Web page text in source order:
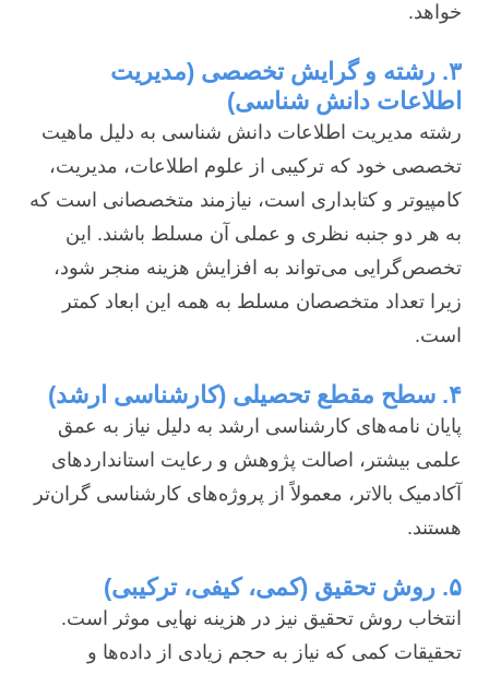
خواهد.
۳. رشته و گرایش تخصصی (مدیریت
اطلاعات دانش شناسی)
رشته مدیریت اطلاعات دانش شناسی به دلیل ماهیت
تخصصی خود که ترکیبی از علوم اطلاعات، مدیریت،
کامپیوتر و کتابداری است، نیازمند متخصصانی است که
به هر دو جنبه نظری و عملی آن مسلط باشند. این
تخصص‌گرایی می‌تواند به افزایش هزینه منجر شود،
زیرا تعداد متخصصان مسلط به همه این ابعاد کمتر
است.
۴. سطح مقطع تحصیلی (کارشناسی ارشد)
پایان نامه‌های کارشناسی ارشد به دلیل نیاز به عمق
علمی بیشتر، اصالت پژوهش و رعایت استانداردهای
آکادمیک بالاتر، معمولاً از پروژه‌های کارشناسی گران‌تر
هستند.
۵. روش تحقیق (کمی، کیفی، ترکیبی)
انتخاب روش تحقیق نیز در هزینه نهایی موثر است.
تحقیقات کمی که نیاز به حجم زیادی از داده‌ها و